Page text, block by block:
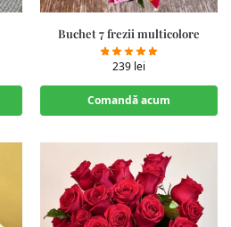
Buchet 7 frezii multicolore
239 lei
Comandă acum